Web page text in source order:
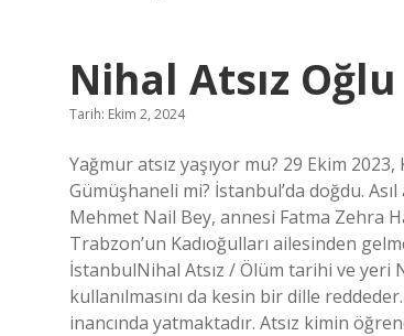
Nihal Atsız
Tarih: Ekim 2, 2024
Yağmur atsız yaşıyor mu? 29 Ekim
Gümüşhaneli mi? İstanbul’da doğdu. Asıl
Mehmet Nail Bey, annesi Fatma Zehra
Trabzon’un Kadıoğulları ailesinden
İstanbulNihal Atsız / Ölüm tarihi ve yeri
kullanılmasını da kesin bir dille
inancında yatmaktadır. Atsız kimin